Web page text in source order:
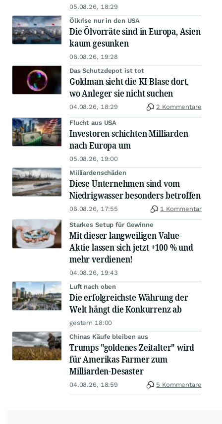
05.08.26, 18:29
Ölkrise nur in den USA
Die Ölvorräte sind in Europa, Asien
kaum gesunken
06.08.26, 19:28
Das Schutzdepot ist tot
Goldman sieht die KI-Blase dort,
wo Anleger sie nicht suchen
04.08.26, 18:29 2 Kommentare
Flucht aus USA
Investoren schichten Milliarden
nach Europa um
05.08.26, 19:00
Milliardenschäden
Diese Unternehmen sind vom
Niedrigwasser besonders betroffen
06.08.26, 17:55 1 Kommentar
Starkes Setup für Gewinne
Mit dieser langweiligen Value-
Aktie lassen sich jetzt +100 % und
mehr verdienen!
04.08.26, 19:43
Luft nach oben
Die erfolgreichste Währung der
Welt hängt die Konkurrenz ab
gestern 18:00
Chinas Käufe bleiben aus
Trumps "goldenes Zeitalter" wird
für Amerikas Farmer zum
Milliarden-Desaster
04.08.26, 18:59 5 Kommentare